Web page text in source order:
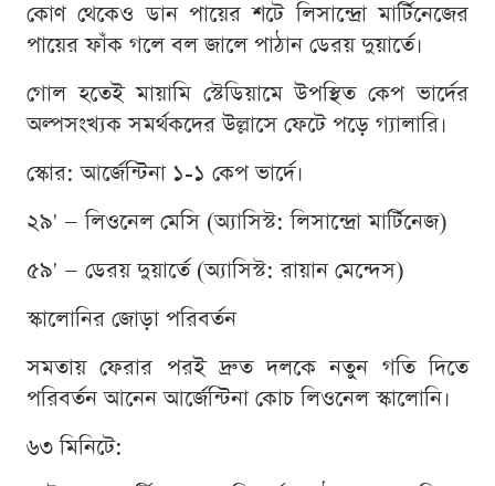
কোণ থেকেও ডান পায়ের শটে লিসান্দ্রো মার্টিনেজের
পায়ের ফাঁক গলে বল জালে পাঠান ডেরয় দুয়ার্তে।
গোল হতেই মায়ামি স্টেডিয়ামে উপস্থিত কেপ ভার্দের
অল্পসংখ্যক সমর্থকদের উল্লাসে ফেটে পড়ে গ্যালারি।
স্কোর: আর্জেন্টিনা ১-১ কেপ ভার্দে।
২৯' — লিওনেল মেসি (অ্যাসিস্ট: লিসান্দ্রো মার্টিনেজ)
৫৯' — ডেরয় দুয়ার্তে (অ্যাসিস্ট: রায়ান মেন্দেস)
স্কালোনির জোড়া পরিবর্তন
সমতায় ফেরার পরই দ্রুত দলকে নতুন গতি দিতে
পরিবর্তন আনেন আর্জেন্টিনা কোচ লিওনেল স্কালোনি।
৬৩ মিনিটে: